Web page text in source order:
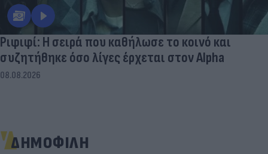
Ριφιφί: Η σειρά που καθήλωσε το κοινό και
συζητήθηκε όσο λίγες έρχεται στον Alpha
08.08.2026
ΔΗΜΟΦΙΛΗ